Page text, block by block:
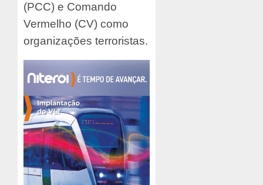
(PCC) e Comando
Vermelho (CV) como
organizações terroristas.